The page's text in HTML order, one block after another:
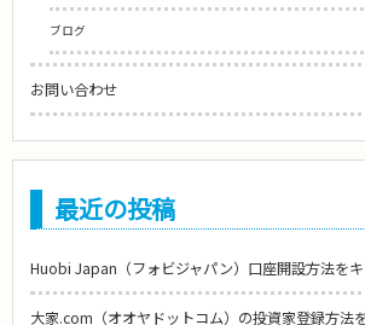
ブログ
お問い合わせ
最近の投稿
Huobi Japan（フォビジャパン）口座開設方法を
大家.com（オオヤドットコム）の投資家登録方法